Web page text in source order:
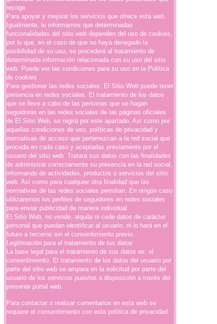
recoge.
Para apoyar y mejorar los servicios que ofrece esta web.
Igualmente, le informamos que determinadas
funcionalidades del sitio web dependen del uso de cookies,
por lo que, en el caso de que no haya denegado la
posibilidad de su uso, se procederá al tratamiento de
determinada información relacionada con su uso del sitio
web. Puede ver las condiciones para su uso en la Política
de cookies
Para gestionar las redes sociales. El Sitio Web puede tener
presencia en redes sociales. El tratamiento de los datos
que se lleve a cabo de las personas que se hagan
seguidoras en las redes sociales de las páginas oficiales
de El Sitio Web, se regirá por este apartado. Así como por
aquellas condiciones de uso, políticas de privacidad y
normativas de acceso que pertenezcan a la red social que
proceda en cada caso y aceptadas previamente por el
usuario del sitio web. Tratará sus datos con las finalidades
de administrar correctamente su presencia en la red social,
informando de actividades, productos o servicios del sitio
web. Así como para cualquier otra finalidad que las
normativas de las redes sociales permitan. En ningún caso
utilizaremos los perfiles de seguidores en redes sociales
para enviar publicidad de manera individual.
El Sitio Web, no vende, alquila ni cede datos de carácter
personal que puedan identificar al usuario, ni lo hará en el
futuro a terceros sin el consentimiento previo.
Legitimación para el tratamiento de tus datos
La base legal para el tratamiento de sus datos es: el
consentimiento. El tratamiento de los datos del usuario por
parte del sitio web se ampara en la solicitud por parte del
usuario de los servicios puestos a disposición a través del
presente portal web.
Para contactar o realizar comentarios en esta web se
requiere el consentimiento con esta política de privacidad.